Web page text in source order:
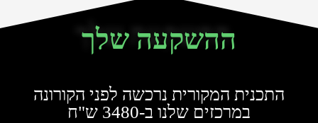
ההשקעה שלך
התכנית המקורית נרכשה לפני הקורונה
במרכזים שלנו ב-3480 ש"ח